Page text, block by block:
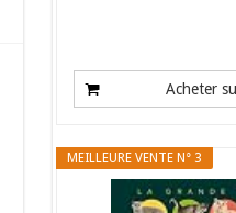
Acheter
MEILLEURE VENTE N° 3